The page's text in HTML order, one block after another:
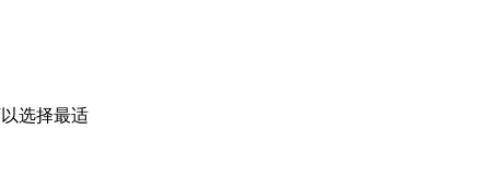
选择最适